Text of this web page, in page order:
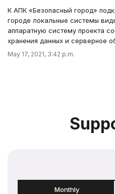
К АПК «Безопасный город»
городе локальные системы
аппаратную систему проекта
хранения данных и серверное
May 17, 2021, 3:42 p.m.
Monthly